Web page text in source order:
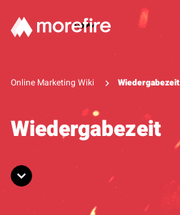
Lösungen
Referenzen
Online Marketing Wiki Wiedergabezeit
Wiedergabezeit